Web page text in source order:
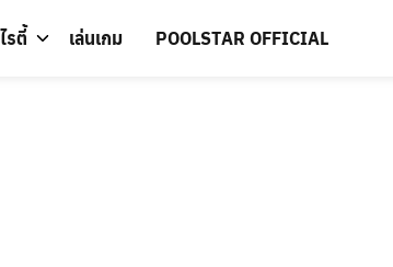
รตี้ เล่นเกม POOLSTAR OFFICIAL